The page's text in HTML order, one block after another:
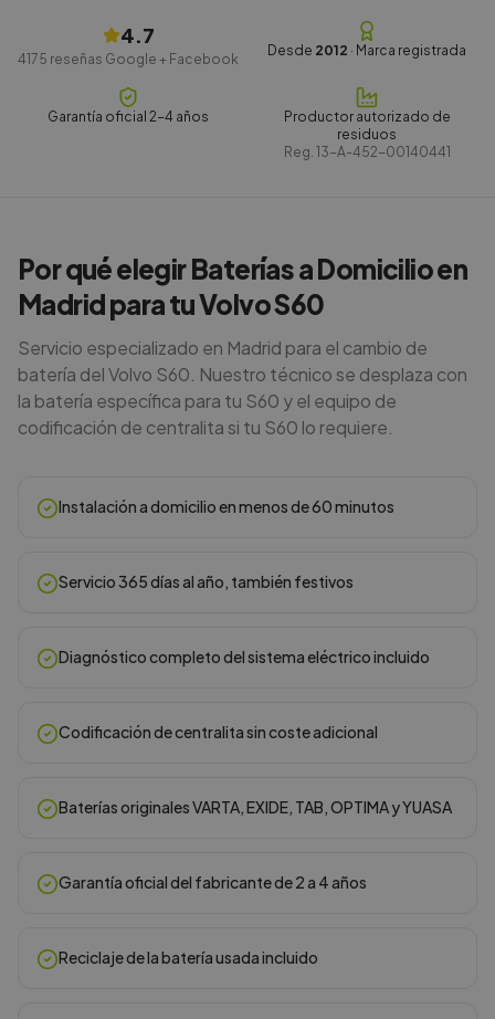
4.7
4175 reseñas Google + Facebook
Desde 2012 · Marca registrada
Garantía oficial 2-4 años
Productor autorizado de
residuos
Reg. 13-A-452-00140441
Por qué elegir Baterías a Domicilio en
Madrid para tu Volvo S60
Servicio especializado en Madrid para el cambio de
batería del Volvo S60. Nuestro técnico se desplaza con
la batería específica para tu S60 y el equipo de
codificación de centralita si tu S60 lo requiere.
Instalación a domicilio en menos de 60 minutos
Servicio 365 días al año, también festivos
Diagnóstico completo del sistema eléctrico incluido
Codificación de centralita sin coste adicional
Baterías originales VARTA, EXIDE, TAB, OPTIMA y YUASA
Garantía oficial del fabricante de 2 a 4 años
Reciclaje de la batería usada incluido